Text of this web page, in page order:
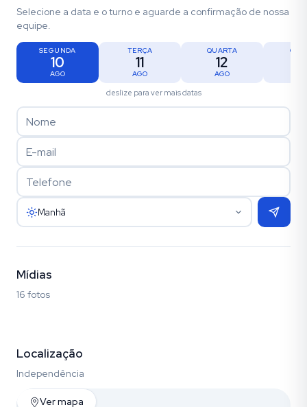
Selecione a data e o turno e aguarde a confirmação de nossa
equipe.
SEGUNDA
10
AGO
TERÇA
11
AGO
QUARTA
12
AGO
deslize para ver mais datas
Manhã
Mídias
16 fotos
Localização
Independência
Ver mapa